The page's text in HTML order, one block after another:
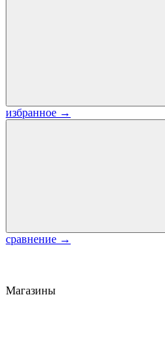
избранное →
сравнение →
Магазины